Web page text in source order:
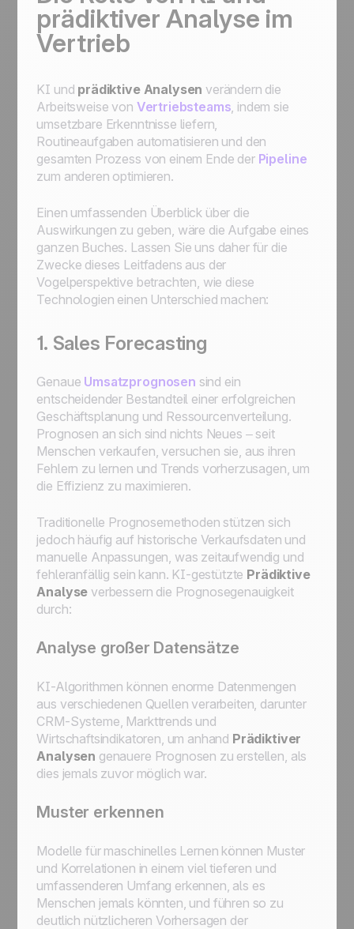
prädiktiver Analyse im
Vertrieb
KI und prädiktive Analysen verändern die
Arbeitsweise von Vertriebsteams, indem sie
umsetzbare Erkenntnisse liefern,
Routineaufgaben automatisieren und den
gesamten Prozess von einem Ende der Pipeline
zum anderen optimieren.
Einen umfassenden Überblick über die
Auswirkungen zu geben, wäre die Aufgabe eines
ganzen Buches. Lassen Sie uns daher für die
Zwecke dieses Leitfadens aus der
Vogelperspektive betrachten, wie diese
Technologien einen Unterschied machen:
1. Sales Forecasting
Genaue Umsatzprognosen sind ein
entscheidender Bestandteil einer erfolgreichen
Geschäftsplanung und Ressourcenverteilung.
Prognosen an sich sind nichts Neues – seit
Menschen verkaufen, versuchen sie, aus ihren
Fehlern zu lernen und Trends vorherzusagen, um
die Effizienz zu maximieren.
Traditionelle Prognosemethoden stützen sich
jedoch häufig auf historische Verkaufsdaten und
manuelle Anpassungen, was zeitaufwendig und
fehleranfällig sein kann. KI-gestützte Prädiktive
Analyse verbessern die Prognosegenauigkeit
durch:
Analyse großer Datensätze
KI-Algorithmen können enorme Datenmengen
aus verschiedenen Quellen verarbeiten, darunter
CRM-Systeme, Markttrends und
Wirtschaftsindikatoren, um anhand Prädiktiver
Analysen genauere Prognosen zu erstellen, als
dies jemals zuvor möglich war.
Muster erkennen
Modelle für maschinelles Lernen können Muster
und Korrelationen in einem viel tieferen und
umfassenderen Umfang erkennen, als es
Menschen jemals könnten, und führen so zu
deutlich nützlicheren Vorhersagen der